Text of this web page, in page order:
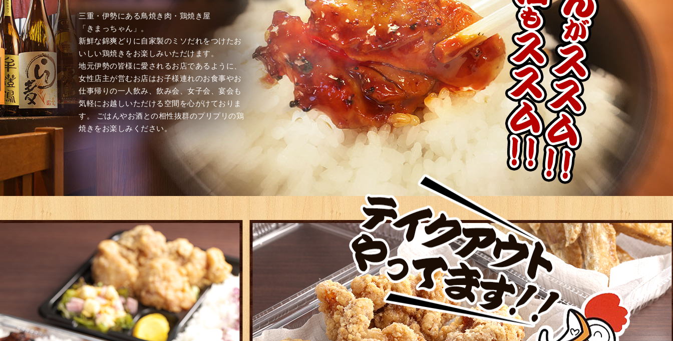
三重・伊勢にある鳥焼き肉・鶏焼き屋
「きまっちゃん」。
新鮮な錦爽どりに自家製のミソだれをつけたお
いしい鶏焼きをお楽しみいただけます。
地元伊勢の皆様に愛されるお店であるように、
女性店主が営むお店はお子様連れのお食事やお
仕事帰りの一人飲み、飲み会、女子会、宴会も
気軽にお越しいただける空間を心がけておりま
す。 ごはんやお酒との相性抜群のプリプリの鶏
焼きをお楽しみください。